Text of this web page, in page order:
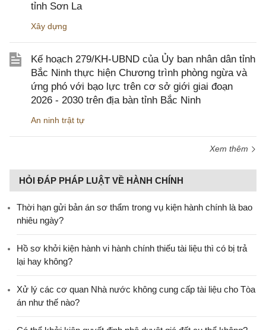
tỉnh Sơn La
Xây dựng
Kế hoạch 279/KH-UBND của Ủy ban nhân dân tỉnh
Bắc Ninh thực hiện Chương trình phòng ngừa và
ứng phó với bạo lực trên cơ sở giới giai đoạn
2026 - 2030 trên địa bàn tỉnh Bắc Ninh
An ninh trật tự
Xem thêm
HỎI ĐÁP PHÁP LUẬT VỀ HÀNH CHÍNH
Thời hạn gửi bản án sơ thẩm trong vụ kiện hành chính là bao
nhiêu ngày?
Hồ sơ khởi kiện hành vi hành chính thiếu tài liệu thì có bị trả
lại hay không?
Xử lý các cơ quan Nhà nước không cung cấp tài liệu cho Tòa
án như thế nào?